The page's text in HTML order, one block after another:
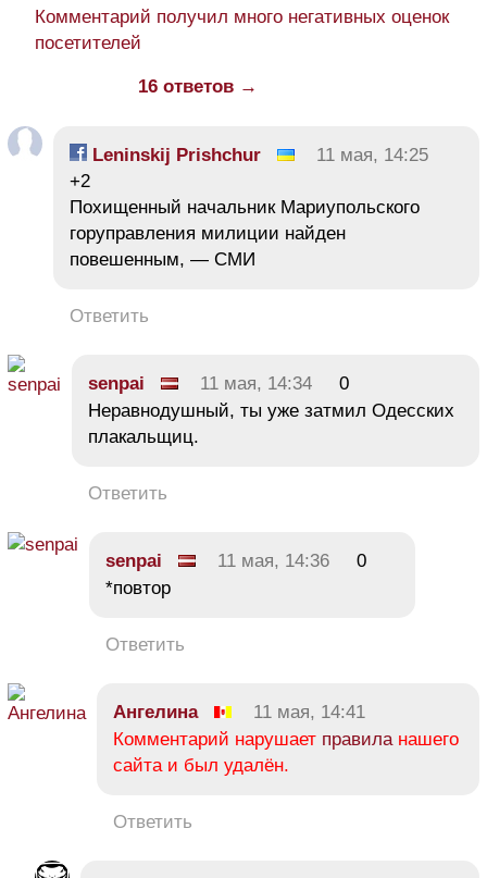
Комментарий получил много негативных оценок
посетителей
16 ответов →
Leninskij Prishchur
11 мая, 14:25
+2
Похищенный начальник Мариупольского
горуправления милиции найден
повешенным, — СМИ
Ответить
senpai 11 мая, 14:34
0
Неравнодушный, ты уже затмил Одесских
плакальщиц.
Ответить
senpai 11 мая, 14:36
0
*повтор
Ответить
Ангелина
11 мая, 14:41
Комментарий нарушает правиланашего
сайта и был удалён.
Ответить